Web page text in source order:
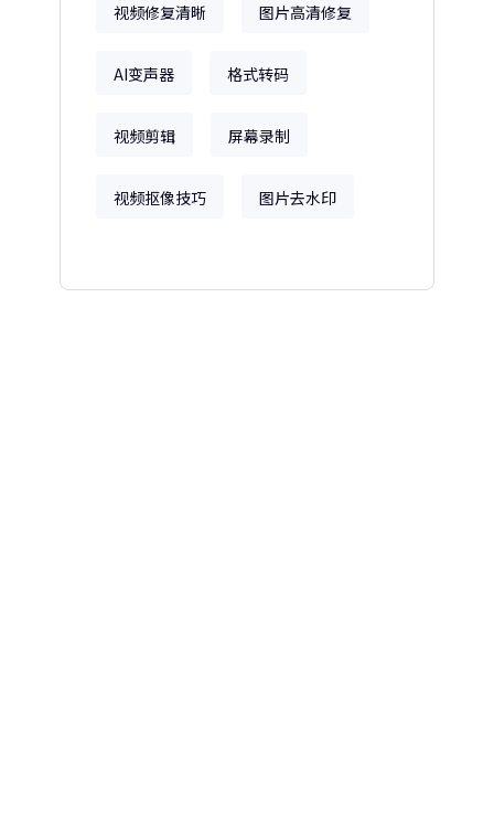
视频修复清晰 图片高清修复
AI变声器 格式转码
视频剪辑 屏幕录制
视频抠像技巧 图片去水印